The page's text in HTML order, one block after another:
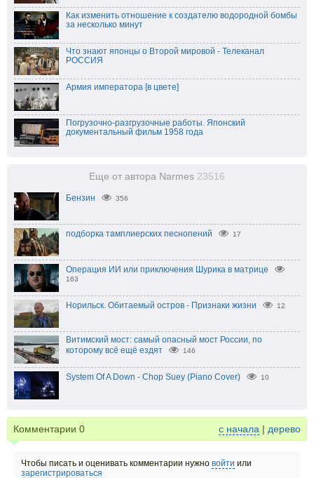
Как изменить отношение к создателю водородной бомбы
за несколько минут
Что знают японцы о Второй мировой - Телеканал
РОССИЯ
Армия императора [в цвете]
Погрузочно-разгрузочные работы. Японский
документальный фильм 1958 года
Еще от автора Narmes 23516
Бензин 356
подборка тамплиерских песнопений 17
Операция ИИ или приключения Шурика в матрице
163
Норильск. Обитаемый остров - Признаки жизни 12
Витимский мост: самый опасный мост России, по
которому всё ещё ездят
146
System Of A Down - Chop Suey (Piano Cover) 10
Комментарии 0 с начала | дерево
Чтобы писать и оценивать комментарии нужно войти или
зарегистрироваться